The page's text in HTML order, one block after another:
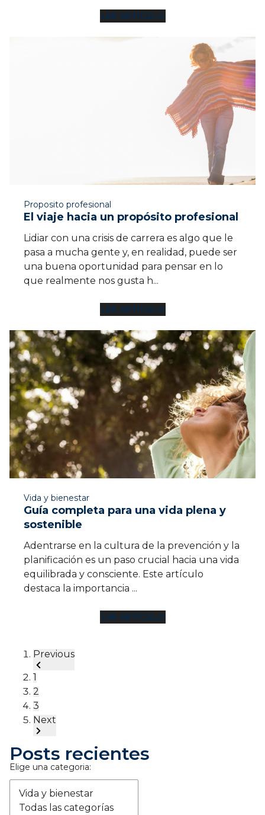
LEE ARTÍCULO
Proposito profesional
El viaje hacia un propósito profesional
Lidiar con una crisis de carrera es algo que le
pasa a mucha gente y, en realidad, puede ser
una buena oportunidad para pensar en lo
que realmente nos gusta h...
LEE ARTÍCULO
12 MIN
Vida y bienestar
Guía completa para una vida plena y
sostenible
Adentrarse en la cultura de la prevención y la
planificación es un paso crucial hacia una vida
equilibrada y consciente. Este artículo
destaca la importancia ...
LEE ARTÍCULO
Previous
1
2
3
Next
Posts recientes
Elige una categoria:
Vida y bienestar
Todas las categorías